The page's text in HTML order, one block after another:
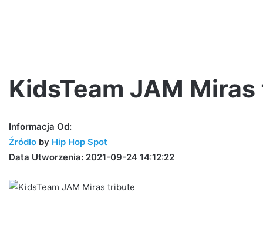
KidsTeam JAM
Informacja Od:
Źródło by Hip Hop Spot
Data Utworzenia: 2021-09-24 14:12:22
Dupki
i